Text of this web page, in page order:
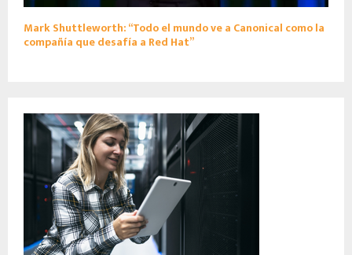
Mark Shuttleworth: “Todo el mundo ve a Canonical como la
compañía que desafía a Red Hat”